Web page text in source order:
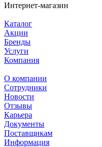
Интернет-магазин
Каталог
Акции
Бренды
Услуги
Компания
О компании
Сотрудники
Новости
Отзывы
Карьера
Документы
Поставщикам
Информация